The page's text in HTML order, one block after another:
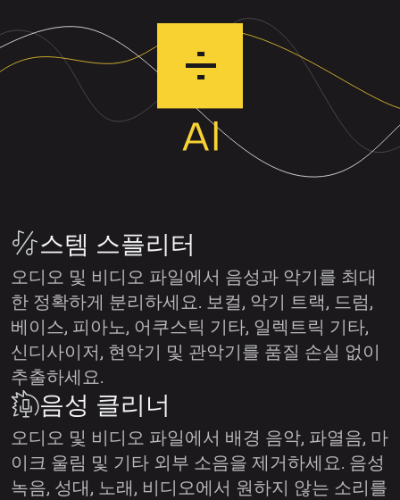
스템 스플리터
오디오 및 비디오 파일에서 음성과 악기를 최대
한 정확하게 분리하세요. 보컬, 악기 트랙, 드럼,
베이스, 피아노, 어쿠스틱 기타, 일렉트릭 기타,
신디사이저, 현악기 및 관악기를 품질 손실 없이
추출하세요.
음성 클리너
오디오 및 비디오 파일에서 배경 음악, 파열음, 마
이크 울림 및 기타 외부 소음을 제거하세요. 음성
녹음, 성대, 노래, 비디오에서 원하지 않는 소리를